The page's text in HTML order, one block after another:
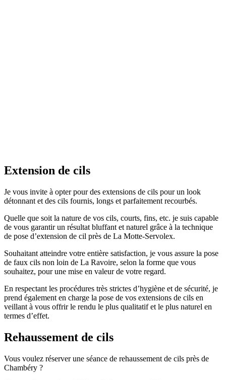
Extension de cils
Je vous invite à opter pour des extensions de cils pour un look
détonnant et des cils fournis, longs et parfaitement recourbés.
Quelle que soit la nature de vos cils, courts, fins, etc. je suis capable
de vous garantir un résultat bluffant et naturel grâce à la technique
de pose d’extension de cil près de La Motte-Servolex.
Souhaitant atteindre votre entière satisfaction, je vous assure la pose
de faux cils non loin de La Ravoire, selon la forme que vous
souhaitez, pour une mise en valeur de votre regard.
En respectant les procédures très strictes d’hygiène et de sécurité, je
prend également en charge la pose de vos extensions de cils en
veillant à vous offrir le rendu le plus qualitatif et le plus naturel en
termes d’effet.
Rehaussement de cils
Vous voulez réserver une séance de rehaussement de cils près de
Chambéry ?